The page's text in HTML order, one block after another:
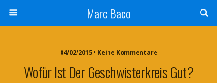
Marc Baco
04/02/2015 • Keine Kommentare
Wofür Ist Der Geschwisterkreis Gut?